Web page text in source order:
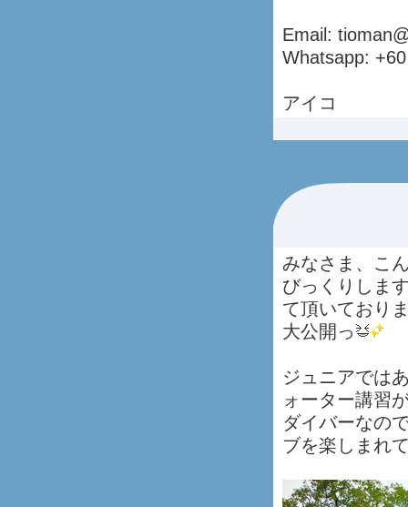
Email:
Whatsapp:
アイコ
みなさま、こ
びっくりしま
て頂いており
大公開っ
ジュニアでは
ォーター講習
ダイバーなの
ブを楽しまれ